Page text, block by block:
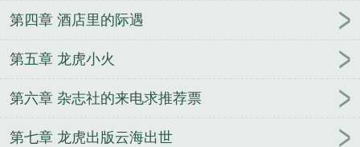
第四章 酒店里的际遇
第五章 龙虎小火
第六章 杂志社的来电求推荐票
第七章 龙虎出版云海出世